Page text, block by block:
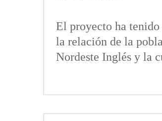
El proyecto ha
la relación de la
Nordeste Inglés y la